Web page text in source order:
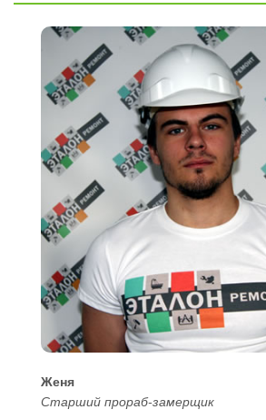
Женя
Старший прораб-замерщик